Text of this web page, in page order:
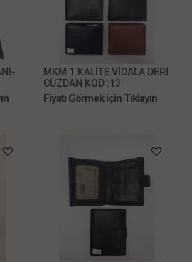
MKM 1.KALİTE VİDALA DERİ
CÜZDAN KOD :13
Fiyatı Görmek için Tıklayın